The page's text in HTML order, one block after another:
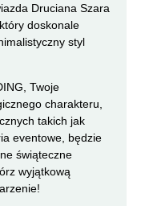
Druciana Szara
doskonale
styl
Twoje
charakteru,
takich jak
eventowe, będzie
świąteczne
wyjątkową